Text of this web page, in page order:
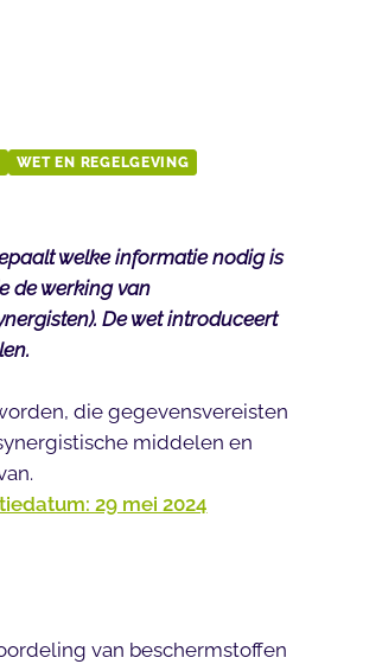
WET EN REGELGEVING
welke informatie nodig is
de werking van
De wet introduceert
die gegevensvereisten
middelen en
29 mei 2024
van beschermstoffen